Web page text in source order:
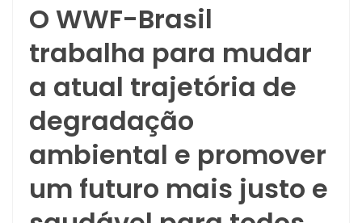
O WWF-Brasil
trabalha para mudar
a atual trajetória de
degradação
ambiental e promover
um futuro mais justo e